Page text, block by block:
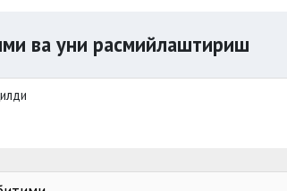
ва уни расмийлаштириш